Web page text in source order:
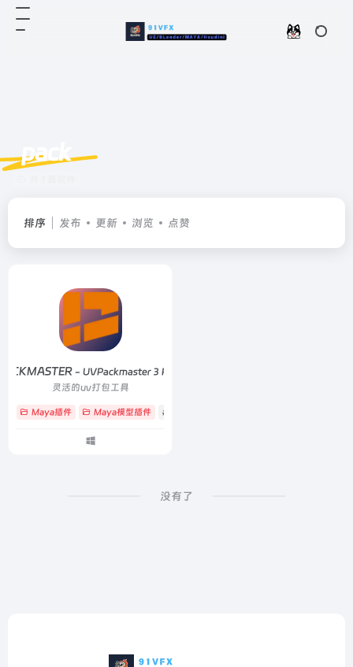
pack
排序 发布 更新 浏览 点赞
- UVPackmaster 3 Pro 3.3.2
灵活的uv打包工具
Maya插件 Maya模型插件 # pack
没有了